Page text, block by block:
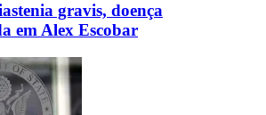
gravis, doença
em Alex Escobar